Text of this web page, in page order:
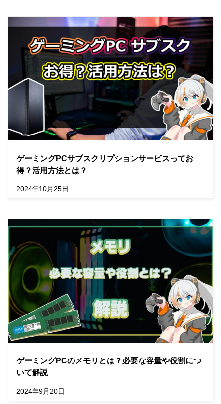
ゲーミングPCサブスクリプションサービスってお
得？活用方法とは？
2024年10月25日
ゲーミングPCのメモリとは？必要な容量や役割につ
いて解説
2024年9月20日